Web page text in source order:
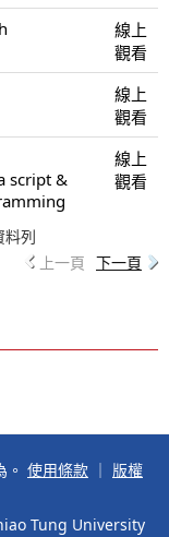
線上
觀看
線上
觀看
script &
線上
觀看
料列
上一頁 下一頁
使用條款
版權
Tung University